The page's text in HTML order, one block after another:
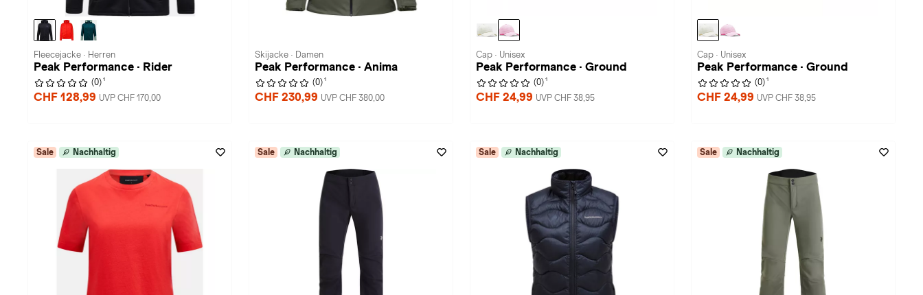
Fleecejacke · Herren
Peak Performance · Rider
(0) 1
CHF 128,99 UVP CHF 170,00
Skijacke · Damen
Peak Performance · Anima
(0) 1
CHF 230,99 UVP CHF 380,00
Cap · Unisex
Peak Performance · Ground
(0) 1
CHF 24,99 UVP CHF 38,95
Cap · Unisex
Peak Performance · Ground
(0) 1
CHF 24,99 UVP CHF 38,95
Sale Nachhaltig Sale Nachhaltig Sale Nachhaltig Sale Nachhaltig